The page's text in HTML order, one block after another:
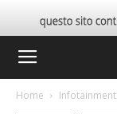
Home Infotainment